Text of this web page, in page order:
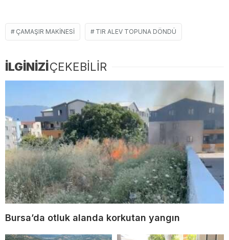
ÇAMAŞIR MAKINESI TIR ALEV TOPUNA DÖNDÜ
İLGİNİZİÇEKEBİLİR
Bursa’da otluk alanda korkutan yangın